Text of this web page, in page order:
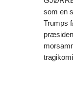
som en
Trumps